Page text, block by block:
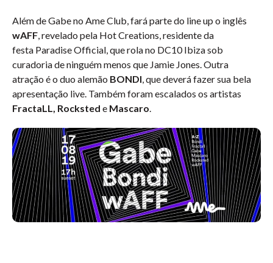
Além de Gabe no Ame Club, fará parte do line up o inglês
wAFF, revelado pela Hot Creations, residente da
festa Paradise Official, que rola no DC10 Ibiza sob
curadoria de ninguém menos que Jamie Jones. Outra
atração é o duo alemão BONDI, que deverá fazer sua bela
apresentação live. Também foram escalados os artistas
FractaLL, Rocksted e Mascaro.